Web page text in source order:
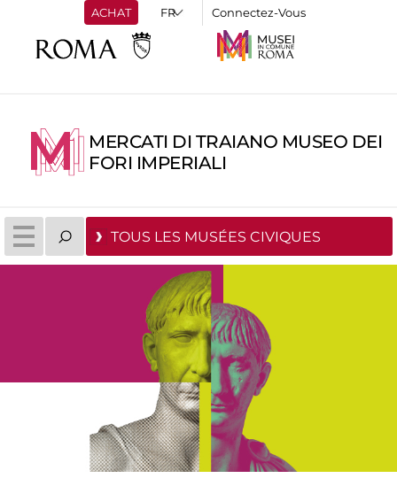
ACHAT Connectez-Vous
MERCATI DI TRAIANO MUSEO DEI
FORI IMPERIALI
TOUS LES MUSÉES CIVIQUES